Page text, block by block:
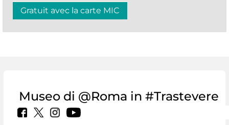
Gratuit avec la carte MIC
Museo di @Roma in #Trastevere